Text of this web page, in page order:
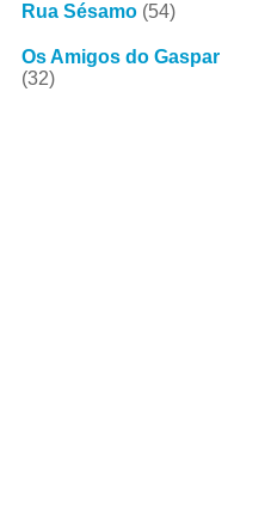
Rua Sésamo (54)
Os Amigos do Gaspar
(32)